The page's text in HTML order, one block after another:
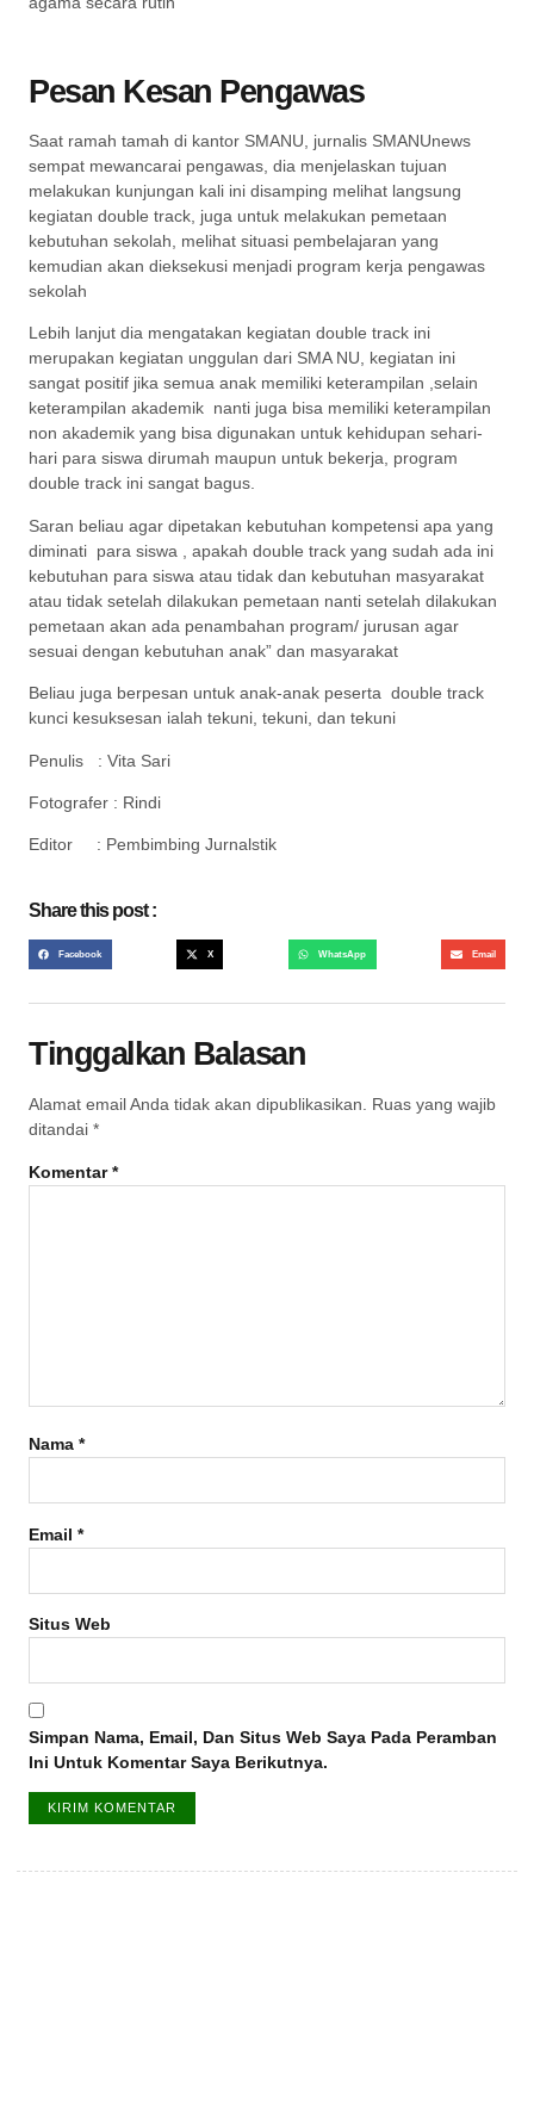
Pesan Kesan Pengawas
Saat ramah tamah di kantor SMANU, jurnalis SMANUnews
sempat mewancarai pengawas, dia menjelaskan tujuan
melakukan kunjungan kali ini disamping melihat langsung
kegiatan double track, juga untuk melakukan pemetaan
kebutuhan sekolah, melihat situasi pembelajaran yang
kemudian akan dieksekusi menjadi program kerja pengawas
sekolah
Lebih lanjut dia mengatakan kegiatan double track ini
merupakan kegiatan unggulan dari SMA NU, kegiatan ini
sangat positif jika semua anak memiliki keterampilan ,selain
keterampilan akademik nanti juga bisa memiliki keterampilan
non akademik yang bisa digunakan untuk kehidupan sehari-
hari para siswa dirumah maupun untuk bekerja, program
double track ini sangat bagus.
Saran beliau agar dipetakan kebutuhan kompetensi apa yang
diminati para siswa , apakah double track yang sudah ada ini
kebutuhan para siswa atau tidak dan kebutuhan masyarakat
atau tidak setelah dilakukan pemetaan nanti setelah dilakukan
pemetaan akan ada penambahan program/ jurusan agar
sesuai dengan kebutuhan anak” dan masyarakat
Beliau juga berpesan untuk anak-anak peserta double track
kunci kesuksesan ialah tekuni, tekuni, dan tekuni
Penulis : Vita Sari
Fotografer : Rindi
Editor : Pembimbing Jurnalstik
Share this post :
Facebook X WhatsApp Email
Tinggalkan Balasan
Alamat email Anda tidak akan dipublikasikan.
Ruas yang wajib
ditandai *
Komentar*
Nama *
Email *
Situs Web
Simpan Nama, Email, Dan Situs Web Saya Pada Peramban
Ini Untuk Komentar Saya Berikutnya.